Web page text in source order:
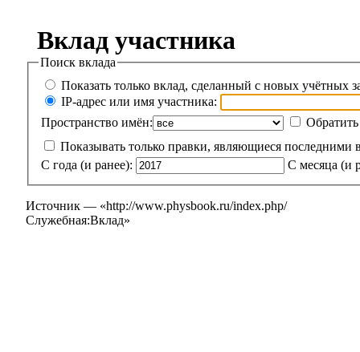
Вклад участника
Поиск вклада
Показать только вклад, сделанный с новых учётных
IP-адрес или имя участника:
Пространство имён:
Показывать только правки, являющиеся последними
С года (и ранее):
С месяца (и
Источник — «http://www.physbook.ru/index.php/
Служебная:Вклад»